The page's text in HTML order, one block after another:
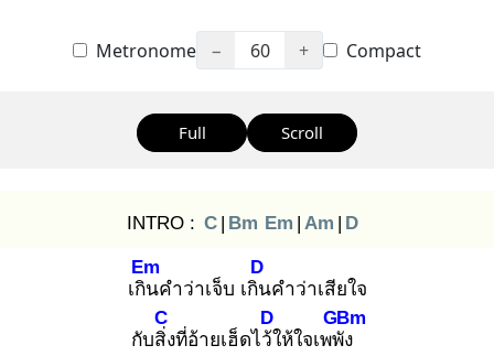
Metronome − 60 + Compact
Full Scroll
INTRO : C | Bm Em | Am | D
เกิน
Em
คำว่าเจ็บ เกิน
D
คำว่าเสียใจ
กับสิ่ง
C
ที่อ้ายเฮ็ดไว้ใ
D
ห้ใจเพพั
G
ง
Bm